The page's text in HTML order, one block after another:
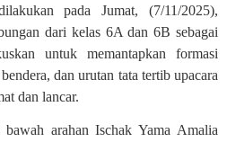
pada Jumat, (7/11/2025),
dari kelas 6A dan 6B sebagai
untuk memantapkan formasi
dan urutan tata tertib upacara
dan lancar.
arahan Ischak Yama Amalia